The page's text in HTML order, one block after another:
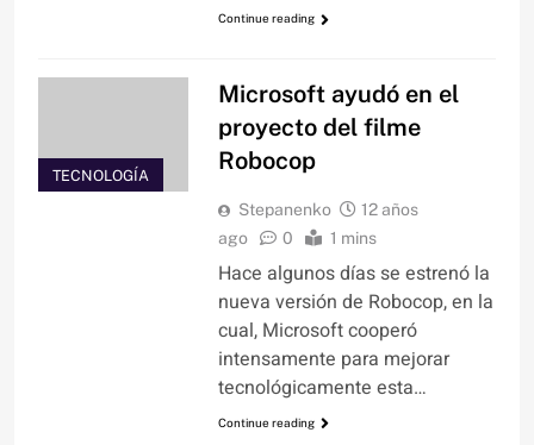
Continue reading
TECNOLOGÍA
Microsoft ayudó en el
proyecto del filme
Robocop
Stepanenko
12 años
ago
0 1 mins
Hace algunos días se estrenó la
nueva versión de Robocop, en la
cual, Microsoft cooperó
intensamente para mejorar
tecnológicamente esta…
Continue reading